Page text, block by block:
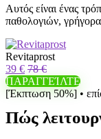
Αυτός είναι ένας
παθολογιών,
Revitaprost
39 € 78 €
ΠΑΡΑΓΓΕΊΛΤΕ
[Έκπτωση 50%] •
Πώς